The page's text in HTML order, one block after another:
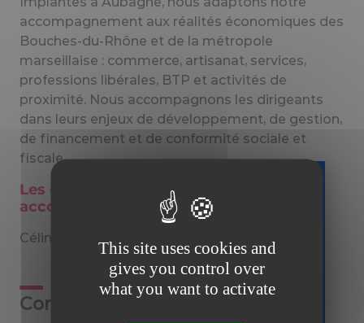
accompagnement aux réalités économiques des
Bouches-du-Rhône et de la métropole
marseillaise : commerce, artisanat, services,
professions libérales, BTP et activités de
proximité. Nous accompagnons les dirigeants
dans leurs enjeux de développement, de gestion,
de financement et de conformité sociale et
fiscale.
Les experts FITECO Aubagne vous
accompagnent
Céline MASSIEN
Contact
This site uses cookies and
gives you control over
what you want to activate
Téléchargez
votre guide
sur la facture
électronique